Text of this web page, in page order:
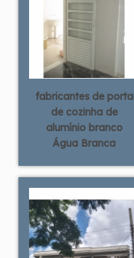
fabricantes de porta
de cozinha de
alumínio branco
Água Branca